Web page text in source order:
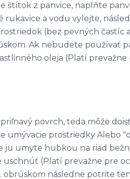
štítok z panvice, naplňte
rukavice a vodu vylejte,
(bez pevných častíc
Ak nebudete používať
oleja (Platí prevažne
povrch, teda môže
umývacie prostriedky Alebo
ju umyte hubkou na riad
uschnúť (Platí prevažne pre
následne potrite